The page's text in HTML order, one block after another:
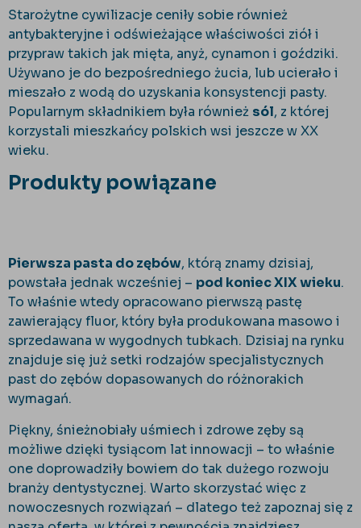
Starożytne cywilizacje ceniły sobie również
antybakteryjne i odświeżające właściwości ziół i
przypraw takich jak mięta, anyż, cynamon i goździki.
Używano je do bezpośredniego żucia, lub ucierało i
mieszało z wodą do uzyskania konsystencji pasty.
Popularnym składnikiem była również sól, z której
korzystali mieszkańcy polskich wsi jeszcze w XX
wieku.
Produkty powiązane
Pierwsza pasta do zębów, którą znamy dzisiaj,
powstała jednak wcześniej – pod koniec XIX wieku.
To właśnie wtedy opracowano pierwszą pastę
zawierający fluor, który była produkowana masowo i
sprzedawana w wygodnych tubkach. Dzisiaj na rynku
znajduje się już setki rodzajów specjalistycznych
past do zębów dopasowanych do różnorakich
wymagań.
Piękny, śnieżnobiały uśmiech i zdrowe zęby są
możliwe dzięki tysiącom lat innowacji – to właśnie
one doprowadziły bowiem do tak dużego rozwoju
branży dentystycznej. Warto skorzystać więc z
nowoczesnych rozwiązań – dlatego też zapoznaj się z